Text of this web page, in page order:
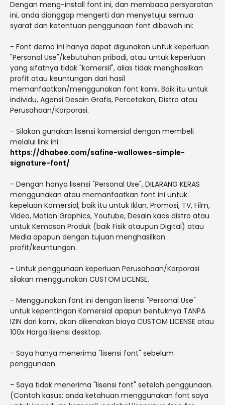
Dengan meng-install font ini, dan membaca persyaratan
ini, anda dianggap mengerti dan menyetujui semua
syarat dan ketentuan penggunaan font dibawah ini:
- Font demo ini hanya dapat digunakan untuk keperluan
"Personal Use"/kebutuhan pribadi, atau untuk keperluan
yang sifatnya tidak "komersil", alias tidak menghasilkan
profit atau keuntungan dari hasil
memanfaatkan/menggunakan font kami. Baik itu untuk
individu, Agensi Desain Grafis, Percetakan, Distro atau
Perusahaan/Korporasi.
- Silakan gunakan lisensi komersial dengan membeli
melalui link ini :
https://dhabee.com/safine-wallowes-simple-
signature-font/
- Dengan hanya lisensi "Personal Use", DILARANG KERAS
menggunakan atau memanfaatkan font ini untuk
kepeluan Komersial, baik itu untuk Iklan, Promosi, TV, Film,
Video, Motion Graphics, Youtube, Desain kaos distro atau
untuk Kemasan Produk (baik Fisik ataupun Digital) atau
Media apapun dengan tujuan menghasilkan
profit/keuntungan.
- Untuk penggunaan keperluan Perusahaan/Korporasi
silakan menggunakan CUSTOM LICENSE.
- Menggunakan font ini dengan lisensi "Personal Use"
untuk kepentingan Komersial apapun bentuknya TANPA
IZIN dari kami, akan dikenakan biaya CUSTOM LICENSE atau
100x Harga lisensi desktop.
- Saya hanya menerima "lisensi font" sebelum
penggunaan
- Saya tidak menerima "lisensi font" setelah penggunaan.
(Contoh kasus: anda ketahuan menggunakan font saya